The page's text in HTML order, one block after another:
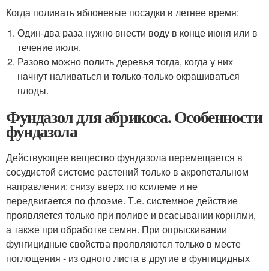
Когда поливать яблоневые посадки в летнее время:
Один-два раза нужно внести воду в конце июня или в
течение июля.
Разово можно полить деревья тогда, когда у них
начнут наливаться и только-только окрашиваться
плоды.
Фундазол для абрикоса. Особенности
фундазола
Действующее вещество фундазола перемещается в
сосудистой системе растений только в акропетальном
направлении: снизу вверх по ксилеме и не
передвигается по флоэме. Т.е. системное действие
проявляется только при поливе и всасывании корнями,
а также при обработке семян. При опрыскивании
фунгицидные свойства проявляются только в месте
поглощения - из одного листа в другие в фунгицидных